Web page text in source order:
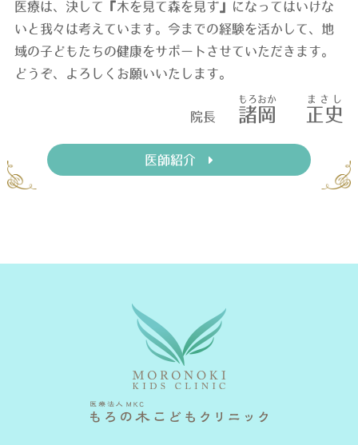
医療は、決して『木を見て森を見ず』になってはいけな
いと我々は考えています。今までの経験を活かして、地
域の子どもたちの健康をサポートさせていただきます。
どうぞ、よろしくお願いいたします。
院長 諸岡
もろおか
正史
まさし
医師紹介